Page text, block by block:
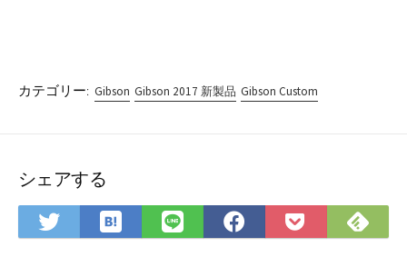
カテゴリー: Gibson Gibson 2017 新製品 Gibson Custom
シェアする
Twitter
で
は
て
LINE
で
Facebook
で
Pocket
に
で